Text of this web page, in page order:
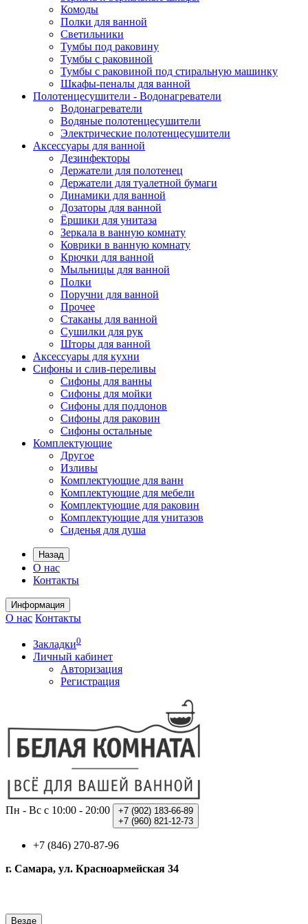
Комоды
Полки для ванной
Светильники
Тумбы под раковину
Тумбы с раковиной
Тумбы с раковиной под стиральную машинку
Шкафы-пеналы для ванной
Полотенцесушители - Водонагреватели
Водонагреватели
Водяные полотенцесушители
Электрические полотенцесушители
Аксессуары для ванной
Дезинфекторы
Держатели для полотенец
Держатели для туалетной бумаги
Динамики для ванной
Дозаторы для ванной
Ёршики для унитаза
Зеркала в ванную комнату
Коврики в ванную комнату
Крючки для ванной
Мыльницы для ванной
Полки
Поручни для ванной
Прочее
Стаканы для ванной
Сушилки для рук
Шторы для ванной
Аксессуары для кухни
Сифоны и слив-переливы
Сифоны для ванны
Сифоны для мойки
Сифоны для поддонов
Сифоны для раковин
Сифоны остальные
Комплектующие
Другое
Изливы
Комплектующие для ванн
Комплектующие для мебели
Комплектующие для раковин
Комплектующие для унитазов
Сиденья для душа
Назад
О нас
Контакты
Информация
О нас Контакты
Закладки0
Личный кабинет
Авторизация
Регистрация
Пн - Вс с 10:00 - 20:00 +7 (902) 183-66-89
+7 (960) 821-12-73
+7 (846) 270-87-96
г. Самара, ул. Красноармейская 34
Везде